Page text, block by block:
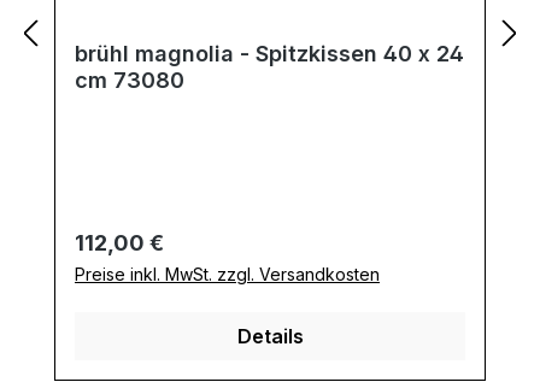
brühl magnolia - Spitzkissen 40 x 24
cm 73080
Regulärer Preis:
112,00 €
Preise inkl. MwSt. zzgl. Versandkosten
Details